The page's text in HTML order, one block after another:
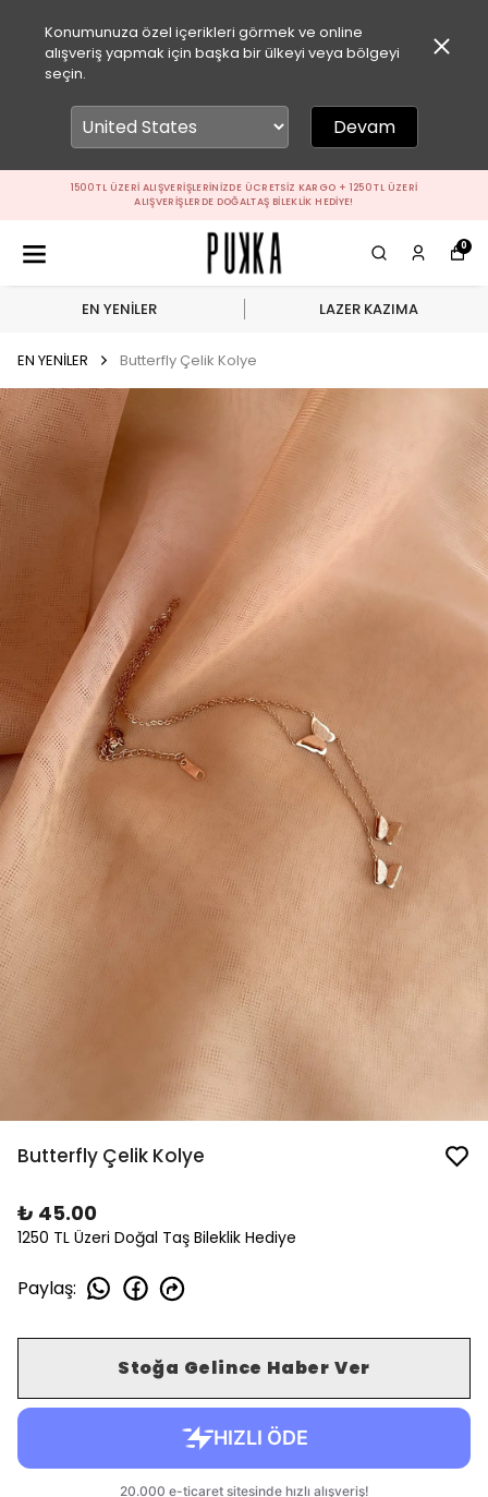
Konumunuza özel içerikleri görmek ve online
alışveriş yapmak için başka bir ülkeyi veya bölgeyi
seçin.
Devam
1500 TL ÜZERI ALIŞVERIŞLERINIZDE ÜCRETSIZ KARGO + 1250 TL ÜZERI
ALIŞVERIŞLERDE DOĞALTAŞ BILEKLIK HEDIYE!
0
EN YENİLER LAZER KAZIMA
EN YENİLER Butterfly Çelik Kolye
Butterfly Çelik Kolye
₺ 45.00
1250 TL Üzeri Doğal Taş Bileklik Hediye
Paylaş:
Stoğa Gelince Haber Ver